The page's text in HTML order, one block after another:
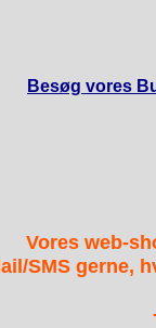
Besøg vores
Vores web-
SMS gerne,